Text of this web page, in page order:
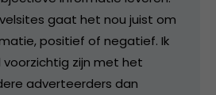
gaat het nou juist om
positief of negatief. Ik
voorzichtig zijn met het
adverteerders dan